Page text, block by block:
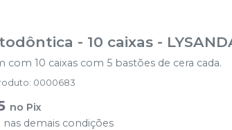
- 10 caixas -
com 10 caixas com 5 bastões de cera cada.
: 0000683
no Pix
nas demais condições